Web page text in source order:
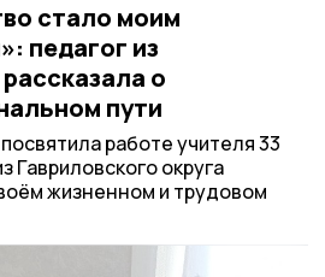
стало моим
педагог из
о
пути
работе учителя 33
Гавриловского округа
жизненном и трудовом